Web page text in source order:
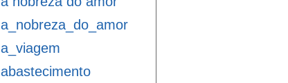
a_nobreza_do_amor
a_viagem
abastecimento